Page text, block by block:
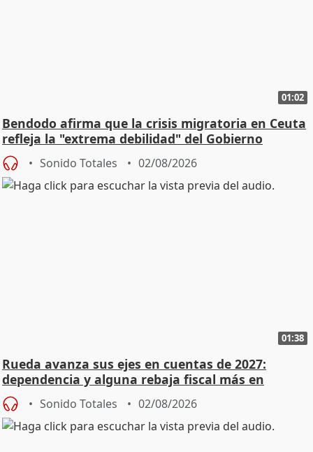
01:02
Bendodo afirma que la crisis migratoria en Ceuta
refleja la "extrema debilidad" del Gobierno
Sonido Totales 02/08/2026
01:38
Rueda avanza sus ejes en cuentas de 2027:
dependencia y alguna rebaja fiscal más en
vivienda
Sonido Totales 02/08/2026